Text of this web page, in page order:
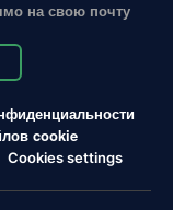
на свою почту
cookie
Cookies settings